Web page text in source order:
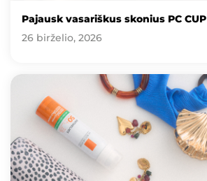
Pajausk vasariškus skonius PC CUP
26 birželio, 2026